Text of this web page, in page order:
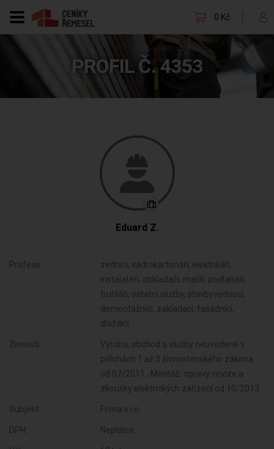
0 Kč
PROFIL Č. 4353
Eduard Z.
Profese:
zedníci, sádrokartonáři, elektrikáři,
instalatéři, obkladači, malíři, podlaháři,
truhláři, ostatní služby, stavbyvedoucí,
demontážníci, zakladači, fasádníci,
dlaždiči
Živnosti:
Výroba, obchod a služby neuvedené v
přílohách 1 až 3 živnostenského zákona
od 07/2011 , Montáž, opravy, revize a
zkoušky elektrických zařízení od 10/2013
Subjekt: Firma s.r.o.
DPH: Neplátce